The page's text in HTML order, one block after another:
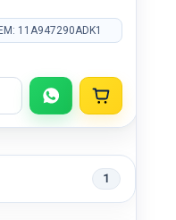
11A947290ADK1
1